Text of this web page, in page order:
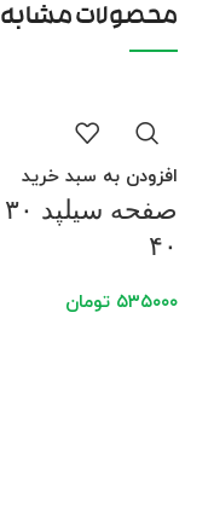
محصولات مشابه
افزودن به سبد خرید
۴۰
۵۳۵۰۰۰ تومان